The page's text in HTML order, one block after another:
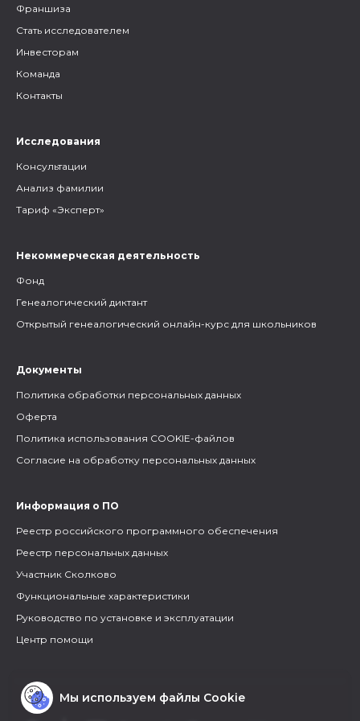
Франшиза
Стать исследователем
Инвесторам
Команда
Контакты
Исследования
Консультации
Анализ фамилии
Тариф «Эксперт»
Некоммерческая деятельность
Фонд
Генеалогический диктант
Открытый генеалогический онлайн-курс для школьников
Документы
Политика обработки персональных данных
Оферта
Политика использования COOKIE-файлов
Согласие на обработку персональных данных
Информация о ПО
Реестр российского программного обеспечения
Реестр персональных данных
Участник Сколково
Функциональные характеристики
Руководство по установке и эксплуатации
Центр помощи
Мы используем файлы Cookie